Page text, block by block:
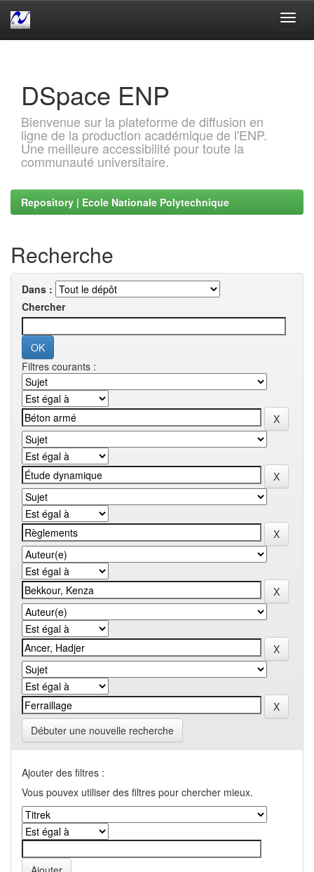
DSpace ENP
Bienvenue sur la plateforme de diffusion en
ligne de la production académique de l'ENP.
Une meilleure accessibilité pour toute la
communauté universitaire.
Repository | Ecole Nationale Polytechnique
Recherche
Dans :
Chercher
Filtres courants :
Débuter une nouvelle recherche
Ajouter des filtres :
Vous pouvex utiliser des filtres pour chercher mieux.